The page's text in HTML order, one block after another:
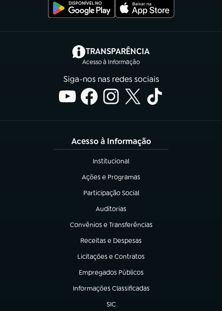
TRANSPARÊNCIA
Acesso à Informação
(abre em nova aba)
Siga-nos nas redes sociais
Acesso à Informação
Institucional
(abre em nova aba)
Ações e Programas
(abre em nova aba)
Participação Social
(abre em nova aba)
Auditorias
(abre em nova aba)
Convênios e Transferências
(abre em nova aba)
Receitas e Despesas
(abre em nova aba)
Licitações e Contratos
(abre em nova aba)
Empregados Públicos
(abre em nova aba)
Informações Classificadas
(abre em nova aba)
SIC
(abre em nova aba)